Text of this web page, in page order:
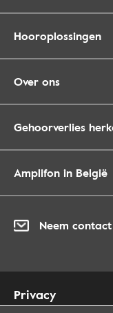
Hooroplossingen
Over ons
Gehoorverlies
Amplifon in België
Neem
Privacy